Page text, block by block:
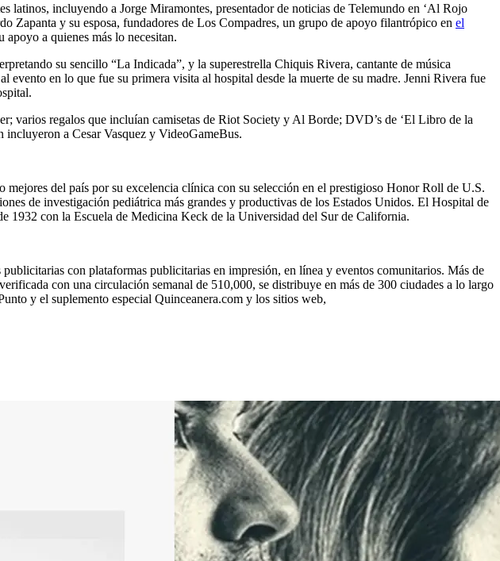
latinos, incluyendo a Jorge Miramontes, presentador de noticias de Telemundo en ‘Al Rojo
Zapanta y su esposa, fundadores de Los Compadres, un grupo de apoyo filantrópico en el
apoyo a quienes más lo necesitan.
su sencillo “La Indicada”, y la superestrella Chiquis Rivera, cantante de música
en lo que fue su primera visita al hospital desde la muerte de su madre. Jenni Rivera fue
varios regalos que incluían camisetas de Riot Society y Al Borde; DVD’s de ‘El Libro de la
a Cesar Vasquez y VideoGameBus.
del país por su excelencia clínica con su selección en el prestigioso Honor Roll de U.S.
de investigación pediátrica más grandes y productivas de los Estados Unidos. El Hospital de
1932 con la Escuela de Medicina Keck de la Universidad del Sur de California.
con plataformas publicitarias en impresión, en línea y eventos comunitarios. Más de
con una circulación semanal de 510,000, se distribuye en más de 300 ciudades a lo largo
y el suplemento especial Quinceanera.com y los sitios web,